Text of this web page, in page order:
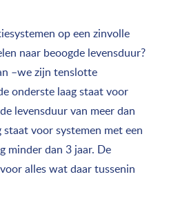
op een zinvolle
naar beoogde levensduur?
–we zijn tenslotte
onderste laag staat voor
levensduur van meer dan
staat voor systemen met een
minder dan 3 jaar. De
alles wat daar tussenin